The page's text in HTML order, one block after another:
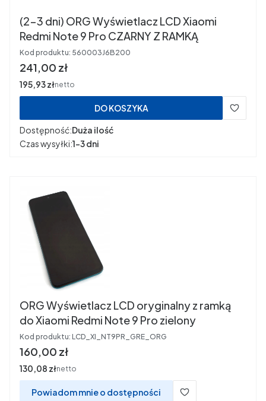
(2-3 dni) ORG Wyświetlacz LCD Xiaomi
Redmi Note 9 Pro CZARNY Z RAMKĄ
Kod produktu: 560003J6B200
Cena
241,00 zł
Cena
195,93 złnetto
DO KOSZYKA
Dostępność:Duża ilość
Czas wysyłki:1-3 dni
ORG Wyświetlacz LCD oryginalny z ramką
do Xiaomi Redmi Note 9 Pro zielony
Kod produktu: LCD_XI_NT9PR_GRE_ORG
Cena
160,00 zł
Cena
130,08 złnetto
Powiadom mnie o dostępności